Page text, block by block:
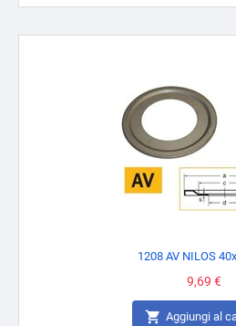
1208 AV NILOS
Prezzo
9,69 €
 Aggiungi al